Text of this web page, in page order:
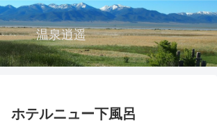
温泉逍遥
ホテルニュー下風呂